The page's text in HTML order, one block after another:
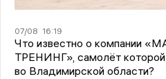
07/08 16:19
Что известно о компании
ТРЕНИНГ», самолёт которой
во Владимирской области?